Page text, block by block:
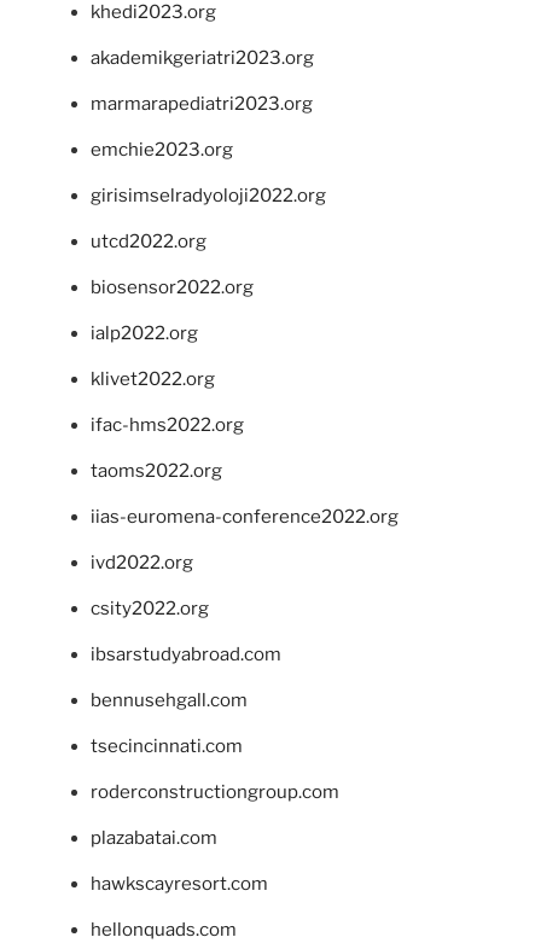
khedi2023.org
akademikgeriatri2023.org
marmarapediatri2023.org
emchie2023.org
girisimselradyoloji2022.org
utcd2022.org
biosensor2022.org
ialp2022.org
klivet2022.org
ifac-hms2022.org
taoms2022.org
iias-euromena-conference2022.org
ivd2022.org
csity2022.org
ibsarstudyabroad.com
bennusehgall.com
tsecincinnati.com
roderconstructiongroup.com
plazabatai.com
hawkscayresort.com
hellonquads.com